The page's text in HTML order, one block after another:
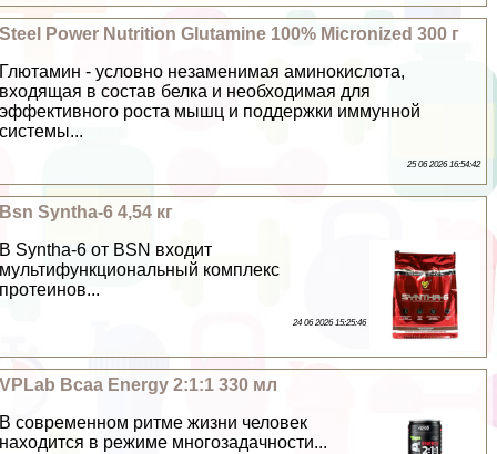
Steel Power Nutrition Glutamine 100% Micronized 300 г
Глютамин - условно незаменимая аминокислота,
входящая в состав белка и необходимая для
эффективного роста мышц и поддержки иммунной
системы...
25 06 2026 16:54:42
Bsn Syntha-6 4,54 кг
В Syntha-6 от BSN входит
мультифункциональный комплекс
протеинов...
24 06 2026 15:25:46
VPLab Bcaa Energy 2:1:1 330 мл
В современном ритме жизни человек
находится в режиме многозадачности...